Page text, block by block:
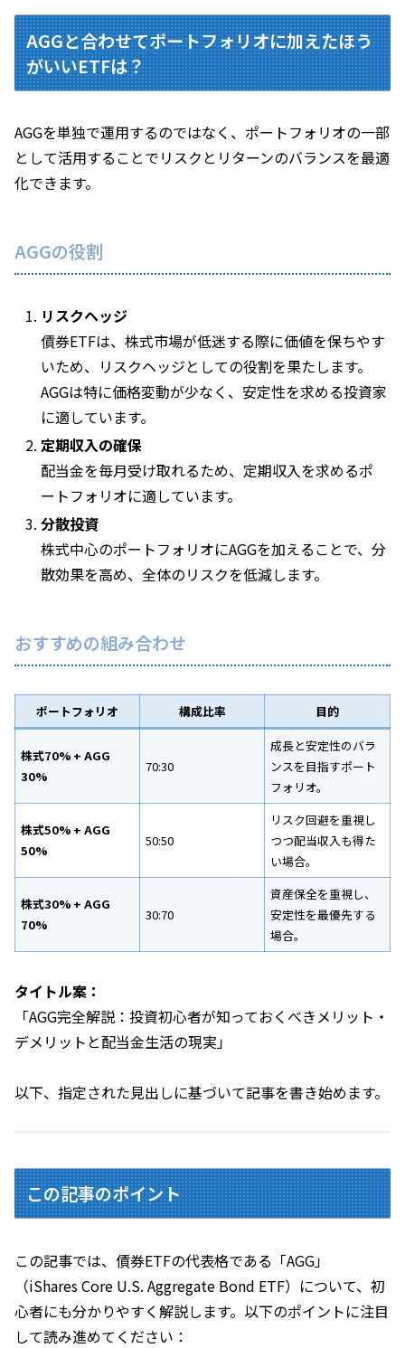
AGGと合わせてポートフォリオに加えたほう
がいいETFは？
AGGを単独で運用するのではなく、ポートフォリオの一部
として活用することでリスクとリターンのバランスを最適
化できます。
AGGの役割
リスクヘッジ
債券ETFは、株式市場が低迷する際に価値を保ちやす
いため、リスクヘッジとしての役割を果たします。
AGGは特に価格変動が少なく、安定性を求める投資家
に適しています。
定期収入の確保
配当金を毎月受け取れるため、定期収入を求めるポ
ートフォリオに適しています。
分散投資
株式中心のポートフォリオにAGGを加えることで、分
散効果を高め、全体のリスクを低減します。
おすすめの組み合わせ
ポートフォリオ 構成比率 目的
株式70% + AGG
30%
70:30
成長と安定性のバラ
ンスを目指すポート
フォリオ。
株式50% + AGG
50%
50:50
リスク回避を重視し
つつ配当収入も得た
い場合。
株式30% + AGG
70%
30:70
資産保全を重視し、
安定性を最優先する
場合。
タイトル案：
「AGG完全解説：投資初心者が知っておくべきメリット・
デメリットと配当金生活の現実」
以下、指定された見出しに基づいて記事を書き始めます。
この記事のポイント
この記事では、債券ETFの代表格である「AGG」
（iShares Core U.S. Aggregate Bond ETF）について、初
心者にも分かりやすく解説します。以下のポイントに注目
して読み進めてください：